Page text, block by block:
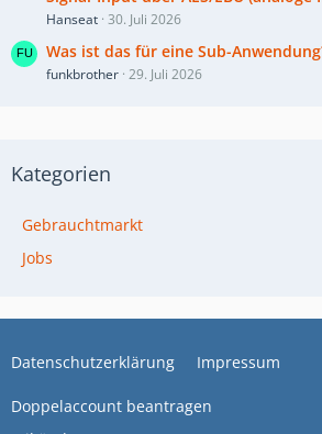
Hanseat 30. Juli 2026
Was ist das für eine Sub-
funkbrother 29. Juli 2026
Kategorien
Gebrauchtmarkt
Jobs
Datenschutzerklärung Impressum
Doppelaccount beantragen